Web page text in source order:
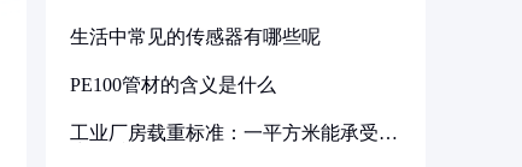
生活中常见的传感器有哪些呢
PE100管材的含义是什么
工业厂房载重标准：一平方米能承受多